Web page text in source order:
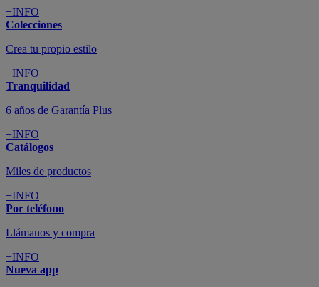
+INFO
Colecciones
Crea tu propio estilo
+INFO
Tranquilidad
6 años de Garantía Plus
+INFO
Catálogos
Miles de productos
+INFO
Por teléfono
Llámanos y compra
+INFO
Nueva app